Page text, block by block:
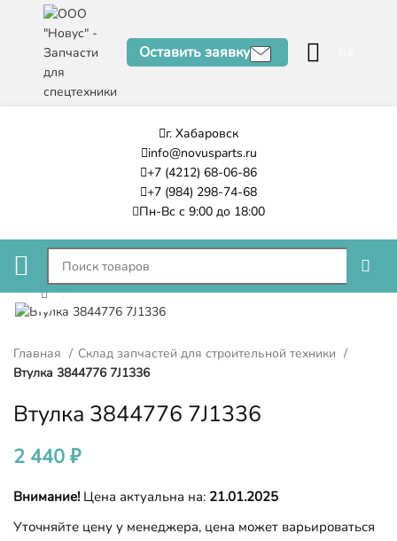
Оставить заявку
г. Хабаровск
info@novusparts.ru
+7 (4212) 68-06-86
+7 (984) 298-74-68
Пн-Вс с 9:00 до 18:00
Нажмите, чтобы увеличить
Главная
Склад запчастей для строительной техники
Втулка 3844776 7J1336
Втулка 3844776 7J1336
2 440 ₽
Внимание! Цена актуальна на: 21.01.2025
Уточняйте цену у менеджера, цена может варьироваться